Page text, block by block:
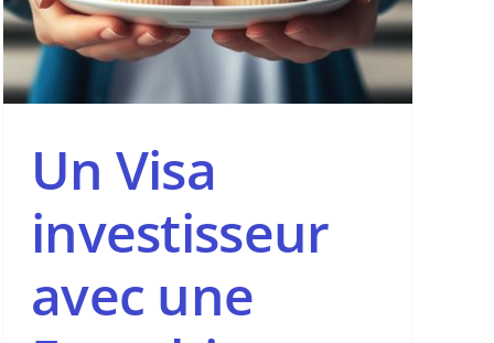
Un Visa
investisseur
avec une